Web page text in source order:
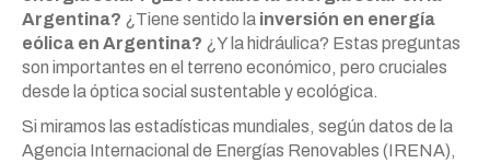
Argentina? ¿Tiene sentido la inversión en energía
eólica en Argentina? ¿Y la hidráulica? Estas preguntas
son importantes en el terreno económico, pero cruciales
desde la óptica social sustentable y ecológica.
Si miramos las estadísticas mundiales, según datos de la
Agencia Internacional de Energías Renovables (IRENA),